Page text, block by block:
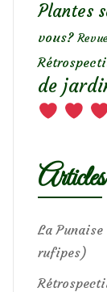
Plantes
vous?
de
Articles
La
rufipes)